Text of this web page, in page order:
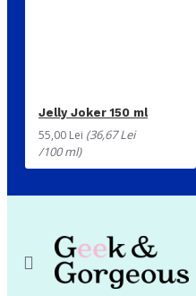
Jelly Joker 150 ml
55,00 Lei (36,67 Lei
/100 ml)